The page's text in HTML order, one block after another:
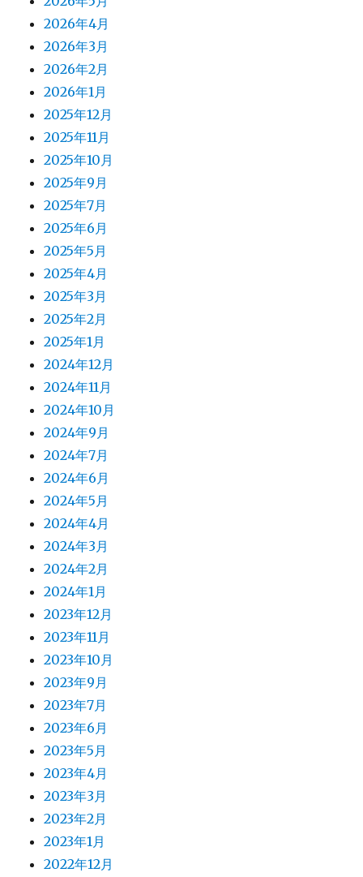
2026年4月
2026年3月
2026年2月
2026年1月
2025年12月
2025年11月
2025年10月
2025年9月
2025年7月
2025年6月
2025年5月
2025年4月
2025年3月
2025年2月
2025年1月
2024年12月
2024年11月
2024年10月
2024年9月
2024年7月
2024年6月
2024年5月
2024年4月
2024年3月
2024年2月
2024年1月
2023年12月
2023年11月
2023年10月
2023年9月
2023年7月
2023年6月
2023年5月
2023年4月
2023年3月
2023年2月
2023年1月
2022年12月